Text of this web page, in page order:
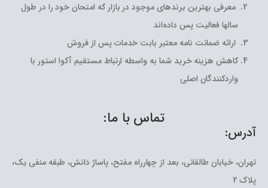
معرفی بهترین برندهای موجود در بازار که امتحان خود را در طول
سالها فعالیت پس داده‌اند
ارائه ضمانت نامه معتبر بابت خدمات پس از فروش
کاهش هزینه خرید شما به واسطه ارتباط مستقیم آکوا استور با
واردکنندگان اصلی
تماس با ما:
آدرس:
تهران، خیابان طالقانی، بعد از چهارراه مفتح، پاساژ دانش، طبقه منفی یک،
پلاک 2